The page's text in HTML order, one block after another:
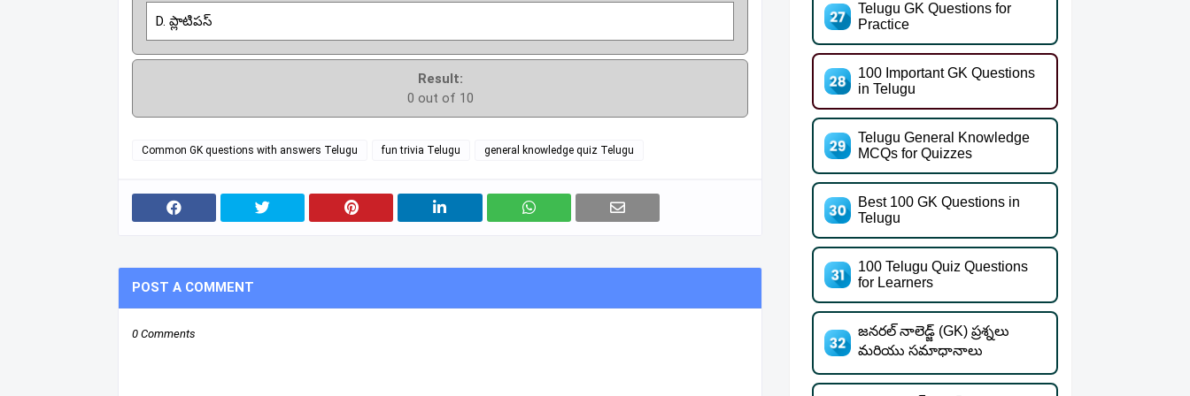
D. ప్లాటిపస్
Result:
0 out of 10
Common GK questions with answers Telugu fun trivia Telugu general knowledge quiz Telugu
POST A COMMENT
0 Comments
Telugu GK Questions for
Practice
100 Important GK Questions
in Telugu
Telugu General Knowledge
MCQs for Quizzes
Best 100 GK Questions in
Telugu
100 Telugu Quiz Questions
for Learners
జనరల్ నాలెడ్జ్ (GK) ప్రశ్నలు
మరియు సమాధానాలు